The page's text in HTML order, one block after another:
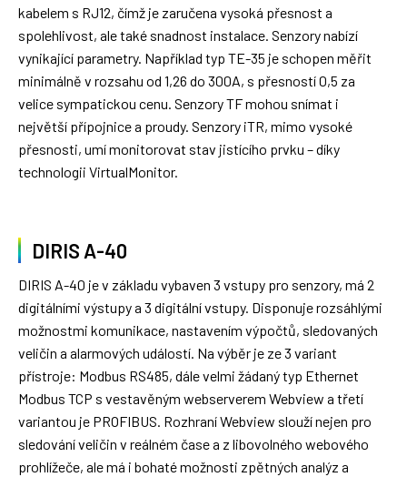
kabelem s RJ12, čímž je zaručena vysoká přesnost a
spolehlivost, ale také snadnost instalace. Senzory nabízí
vynikající parametry. Například typ TE-35 je schopen měřit
minimálně v rozsahu od 1,26 do 300A, s přesností 0,5 za
velice sympatickou cenu. Senzory TF mohou snímat i
největší přípojnice a proudy. Senzory iTR, mimo vysoké
přesnosti, umí monitorovat stav jistícího prvku – díky
technologii VirtualMonitor.
DIRIS A-40
DIRIS A-40 je v základu vybaven 3 vstupy pro senzory, má 2
digitálními výstupy a 3 digitální vstupy. Disponuje rozsáhlými
možnostmi komunikace, nastavením výpočtů, sledovaných
veličin a alarmových událostí. Na výběr je ze 3 variant
přístroje: Modbus RS485, dále velmi žádaný typ Ethernet
Modbus TCP s vestavěným webserverem Webview a třetí
variantou je PROFIBUS. Rozhraní Webview slouží nejen pro
sledování veličin v reálném čase a z libovolného webového
prohlížeče, ale má i bohaté možnosti zpětných analýz a